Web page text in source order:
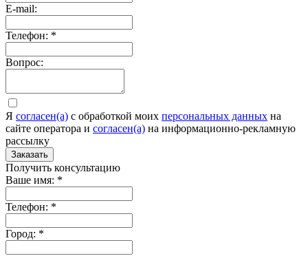
E-mail:
Телефон: *
Вопрос:
Я согласен(а) c обработкой моих персональных данных на
сайте оператора и согласен(а) на информационно-рекламную
рассылку
Заказать
Получить консультацию
Ваше имя: *
Телефон: *
Город: *